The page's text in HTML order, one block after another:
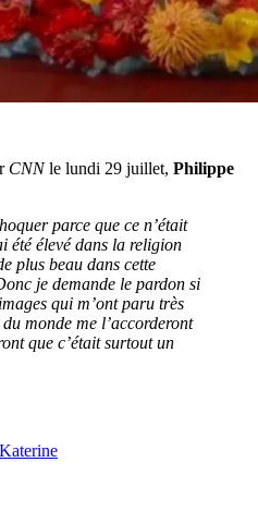
CNNle lundi 29 juillet, Philippe
parce que ce n’était
été élevé dans la religion
plus beau dans cette
je demande le pardon si
qui m’ont paru très
monde me l’accorderont
que c’était surtout un